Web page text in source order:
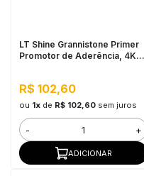
LT Shine Grannistone Primer
Promotor de Aderência, 4KG
R$ 102,60
ou 1xde R$ 102,60 sem juros
- +
ADICIONAR